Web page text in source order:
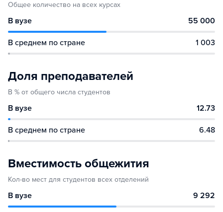
Общее количество на всех курсах
В вузе 55 000
В среднем по стране 1 003
Доля преподавателей
В % от общего числа студентов
В вузе 12.73
В среднем по стране 6.48
Вместимость общежития
Кол-во мест для студентов всех отделений
В вузе 9 292